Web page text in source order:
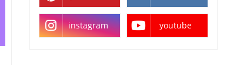
instagram youtube